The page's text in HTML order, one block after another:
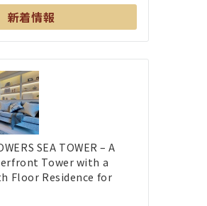
新着情報
SEA TOWER – A
Tower with a
Floor Residence for